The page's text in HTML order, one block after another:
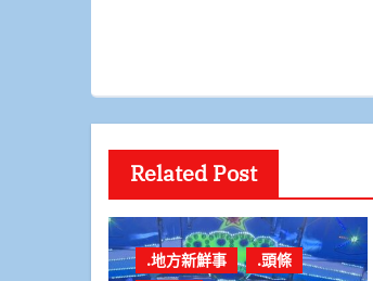
Related Post
.地方新鮮事
.頭條